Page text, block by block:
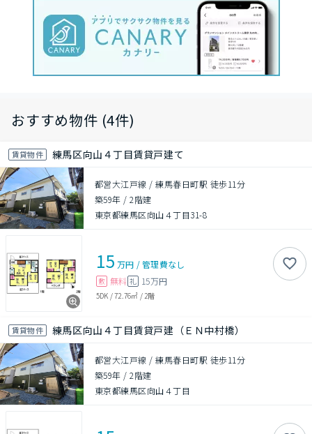
おすすめ物件 (4件)
賃貸物件 練馬区向山４丁目賃貸戸建て
都営大江戸線 / 練馬春日町駅 徒歩11分
築59年 /2階建
東京都練馬区向山４丁目31-8
15 万円 /管理費なし
敷 無料 礼 15万円
5DK /72.76㎡ / 2階
賃貸物件 練馬区向山４丁目賃貸戸建（ＥＮ中村橋）
都営大江戸線 / 練馬春日町駅 徒歩11分
築59年 /2階建
東京都練馬区向山４丁目